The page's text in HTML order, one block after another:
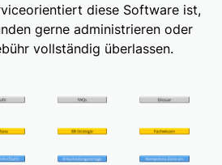
diese Software ist,
gerne administrieren oder
vollständig überlassen.